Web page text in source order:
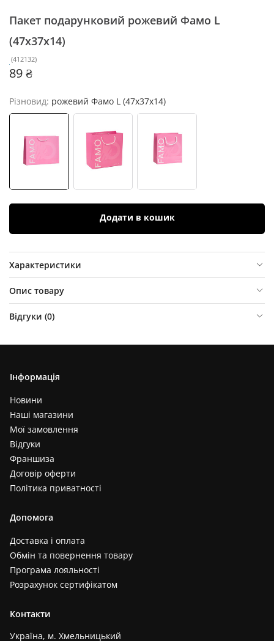
Пакет подарунковий рожевий Фамо L
(47х37х14)
(412132)
89 ₴
Різновид: рожевий Фамо L (47х37х14)
Додати в кошик
Характеристики
Опис товару
Відгуки (0)
Інформація
Новини
Наші магазини
Мої замовлення
Відгуки
Франшиза
Договір оферти
Політика приватності
Допомога
Доставка і оплата
Обмін та повернення товару
Програма лояльності
Розрахунок сертифікатом
Контакти
Україна, м. Хмельницький